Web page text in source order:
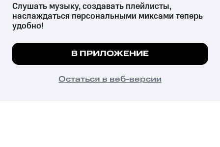
психотропных веществ, их аналогов причиняет вред здоровью,
их незаконный оборот запрещён и влечёт установленную
законодательством ответственность.
© 2026 ООО «КИОН».
Все права защищены
Мы используем куки, чтобы на сайте все
Подробнее
ПОНЯТНО
Слушать музыку, создавать плейлисты,
наслаждаться персональными миксами теперь
удобно!
В ПРИЛОЖЕНИЕ
Остаться в веб-версии